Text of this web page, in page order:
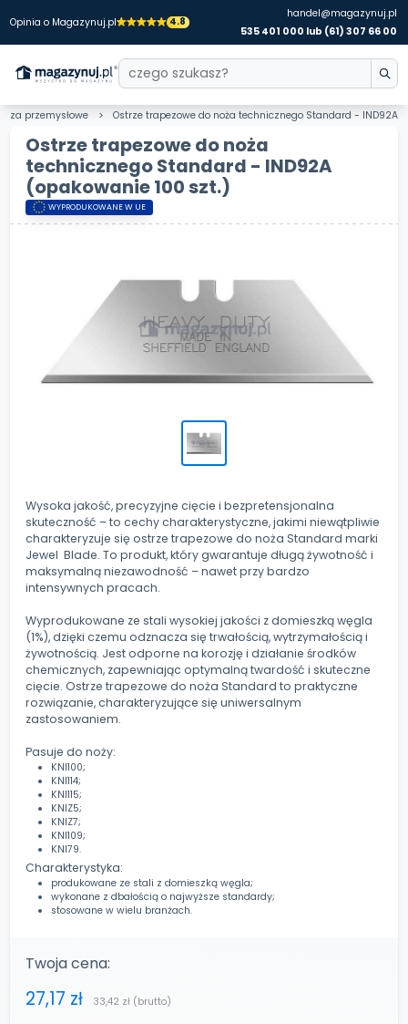
Opinia o Magazynuj.pl 4.8
handel@magazynuj.pl
535 401 000 lub (61) 307 66 00
przemysłowe Ostrze trapezowe do noża technicznego Standard - IND92A
Ostrze trapezowe do noża
technicznego Standard - IND92A
(opakowanie 100 szt.)
WYPRODUKOWANE W UE
Wysoka jakość, precyzyjne cięcie i bezpretensjonalna
skuteczność – to cechy charakterystyczne, jakimi niewątpliwie
charakteryzuje się ostrze trapezowe do noża Standard marki
Jewel Blade. To produkt, który gwarantuje długą żywotność i
maksymalną niezawodność – nawet przy bardzo
intensywnych pracach.
Wyprodukowane ze stali wysokiej jakości z domieszką węgla
(1%), dzięki czemu odznacza się trwałością, wytrzymałością i
żywotnością. Jest odporne na korozję i działanie środków
chemicznych, zapewniając optymalną twardość i skuteczne
cięcie. Ostrze trapezowe do noża Standard to praktyczne
rozwiązanie, charakteryzujące się uniwersalnym
zastosowaniem.
Pasuje do noży:
KNI100;
KNI114;
KNI115;
KNIZ5;
KNIZ7;
KNI109;
KNI79.
Charakterystyka:
produkowane ze stali z domieszką węgla;
wykonane z dbałością o najwyższe standardy;
stosowane w wielu branżach.
Twoja cena:
27,17 zł 33,42 zł (brutto)